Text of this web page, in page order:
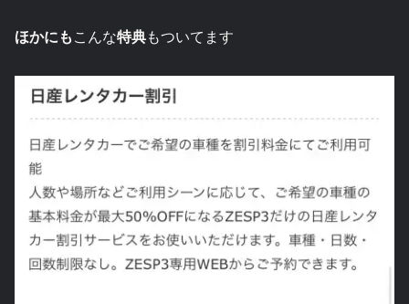
ほかにもこんな特典もついてます